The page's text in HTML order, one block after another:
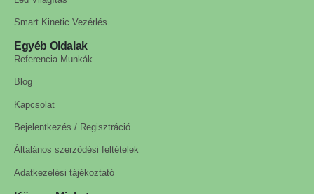
Smart Kinetic Vezérlés
Egyéb Oldalak
Referencia Munkák
Blog
Kapcsolat
Bejelentkezés / Regisztráció
Általános szerződési feltételek
Adatkezelési tájékoztató